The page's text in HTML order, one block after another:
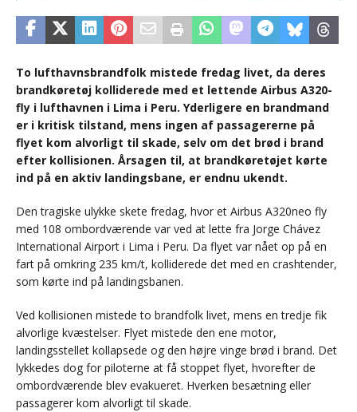
To lufthavnsbrandfolk mistede fredag livet, da deres
brandkøretøj kolliderede med et lettende Airbus A320-
fly i lufthavnen i Lima i Peru. Yderligere en brandmand
er i kritisk tilstand, mens ingen af passagererne på
flyet kom alvorligt til skade, selv om det brød i brand
efter kollisionen. Årsagen til, at brandkøretøjet kørte
ind på en aktiv landingsbane, er endnu ukendt.
Den tragiske ulykke skete fredag, hvor et Airbus A320neo fly
med 108 ombordværende var ved at lette fra Jorge Chávez
International Airport i Lima i Peru. Da flyet var nået op på en
fart på omkring 235 km/t, kolliderede det med en crashtender,
som kørte ind på landingsbanen.
Ved kollisionen mistede to brandfolk livet, mens en tredje fik
alvorlige kvæstelser. Flyet mistede den ene motor,
landingsstellet kollapsede og den højre vinge brød i brand. Det
lykkedes dog for piloterne at få stoppet flyet, hvorefter de
ombordværende blev evakueret. Hverken besætning eller
passagerer kom alvorligt til skade.